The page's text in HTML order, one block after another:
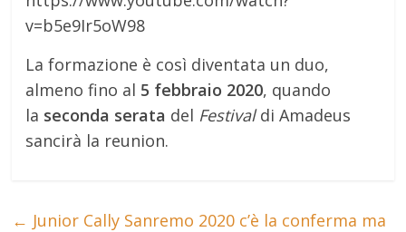
v=b5e9Ir5oW98
La formazione è così diventata un duo,
almeno fino al 5 febbraio 2020, quando
la seconda serata del Festivaldi Amadeus
sancirà la reunion.
← Junior Cally Sanremo 2020 c’è la conferma ma